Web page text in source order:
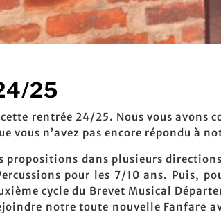
25
rentrée 24/25. Nous vous avons
vous n’avez pas encore répondu à
propositions dans plusieurs
pour les 7/10 ans. Puis,
cycle du Brevet Musical
notre toute nouvelle Fanfare